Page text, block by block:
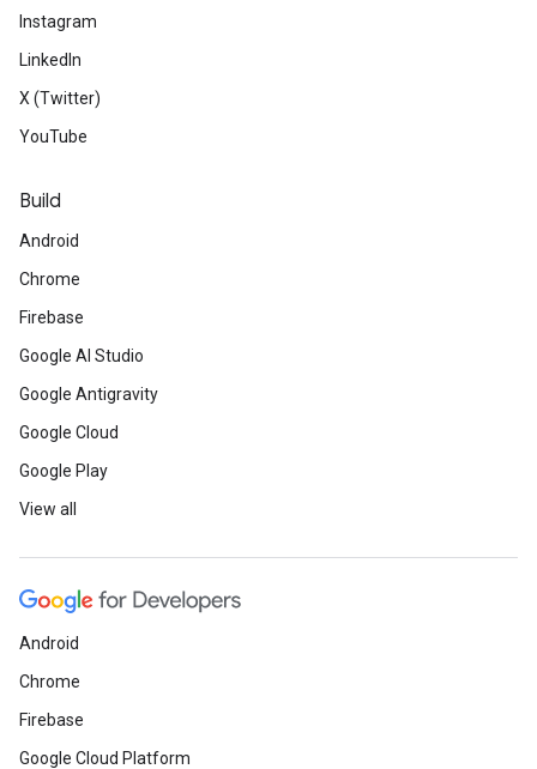
Instagram
LinkedIn
X (Twitter)
YouTube
Build
Android
Chrome
Firebase
Google AI Studio
Google Antigravity
Google Cloud
Google Play
View all
Android
Chrome
Firebase
Google Cloud Platform